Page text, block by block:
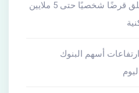
البنك التجاري الدولي يطلق قرضًا شخصيًا حتى 5 ملايين
أسهم البنوك